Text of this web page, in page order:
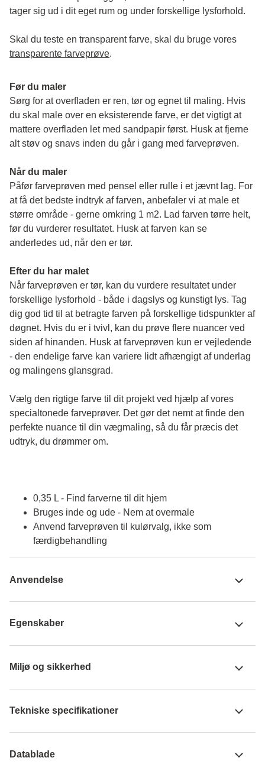
tager sig ud i dit eget rum og under forskellige lysforhold.
transparente farveprøve.
Før du maler
Sørg for at overfladen er ren, tør og egnet til maling. Hvis
du skal male over en eksisterende farve, er det vigtigt at
mattere overfladen let med sandpapir først. Husk at fjerne
alt støv og snavs inden du går i gang med farveprøven.
Når du maler
Påfør farveprøven med pensel eller rulle i et jævnt lag. For
at få det bedste indtryk af farven, anbefaler vi at male et
større område - gerne omkring 1 m2. Lad farven tørre helt,
før du vurderer resultatet. Husk at farven kan se
anderledes ud, når den er tør.
Efter du har malet
Når farveprøven er tør, kan du vurdere resultatet under
forskellige lysforhold - både i dagslys og kunstigt lys. Tag
dig god tid til at betragte farven på forskellige tidspunkter af
døgnet. Hvis du er i tvivl, kan du prøve flere nuancer ved
siden af hinanden. Husk at farveprøven kun er vejledende
- den endelige farve kan variere lidt afhængigt af underlag
og malingens glansgrad.
Vælg den rigtige farve til dit projekt ved hjælp af vores
specialtonede farveprøver. Det gør det nemt at finde den
perfekte nuance til din vægmaling, så du får præcis det
udtryk, du drømmer om.
0,35 L - Find farverne til dit hjem
Bruges inde og ude - Nem at overmale
Anvend farveprøven til kulørvalg, ikke som
færdigbehandling
Anvendelse
Egenskaber
Miljø og sikkerhed
Tekniske specifikationer
Datablade